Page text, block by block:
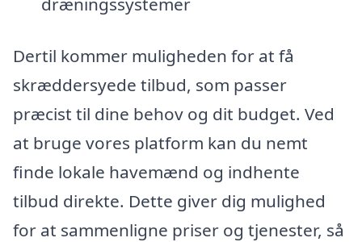
Dertil kommer muligheden for at få
skræddersyede tilbud, som passer
præcist til dine behov og dit budget. Ved
at bruge vores platform kan du nemt
finde lokale havemænd og indhente
tilbud direkte. Dette giver dig mulighed
for at sammenligne priser og tjenester, så